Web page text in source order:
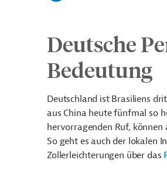
Deutsche
Bedeutung
Deutschland ist Brasiliens
aus China heute fünfmal so
hervorragenden Ruf,
So geht es auch der lokalen
Zollerleichterungen über das